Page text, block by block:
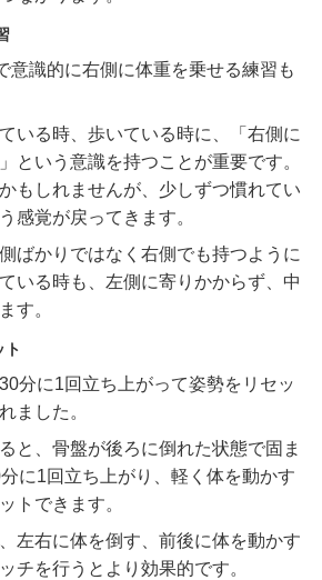
意識的に右側に体重を乗せる練習も
いる時、歩いている時に、「右側に
という意識を持つことが重要です。
もしれませんが、少しずつ慣れてい
感覚が戻ってきます。
ばかりではなく右側でも持つように
いる時も、左側に寄りかからず、中
す。
ト
分に1回立ち上がって姿勢をリセッ
ました。
と、骨盤が後ろに倒れた状態で固ま
に1回立ち上がり、軽く体を動かす
トできます。
左右に体を倒す、前後に体を動かす
チを行うとより効果的です。